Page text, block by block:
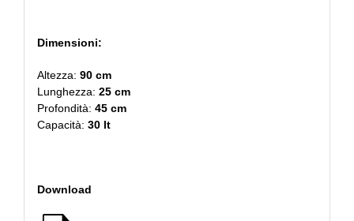
Dimensioni:
Altezza: 90 cm
Lunghezza: 25 cm
Profondità: 45 cm
Capacità: 30 lt
Download